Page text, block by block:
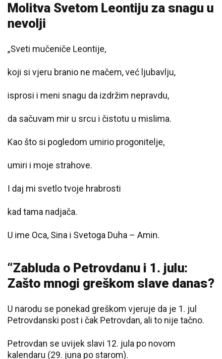
Molitva Svetom Leontiju za snagu u
nevolji
„Sveti mučeniče Leontije,
koji si vjeru branio ne mačem, već ljubavlju,
isprosi i meni snagu da izdržim nepravdu,
da sačuvam mir u srcu i čistotu u mislima.
Kao što si pogledom umirio progonitelje,
umiri i moje strahove.
I daj mi svetlo tvoje hrabrosti
kad tama nadjača.
U ime Oca, Sina i Svetoga Duha – Amin.
“Zabluda o Petrovdanu i 1. julu:
Zašto mnogi greškom slave danas?
U narodu se ponekad greškom vjeruje da je 1. jul
Petrovdanski post i čak Petrovdan, ali to nije tačno.
Petrovdan se uvijek slavi 12. jula po novom
kalendaru (29. juna po starom).